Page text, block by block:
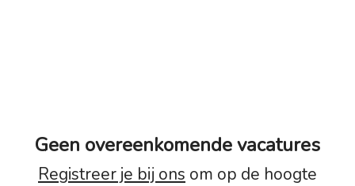
Geen overeenkomende vacatures
Registreer je bij ons om op de hoogte